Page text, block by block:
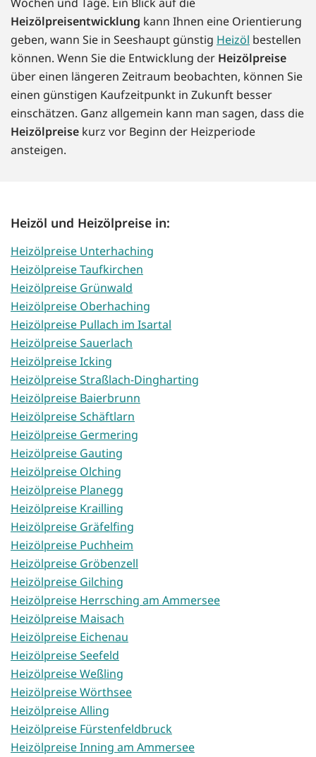
Heizölpreisentwicklung kann Ihnen eine Orientierung
geben, wann Sie in Seeshaupt günstig Heizöl bestellen
können. Wenn Sie die Entwicklung der Heizölpreise
über einen längeren Zeitraum beobachten, können Sie
einen günstigen Kaufzeitpunkt in Zukunft besser
einschätzen. Ganz allgemein kann man sagen, dass die
Heizölpreise kurz vor Beginn der Heizperiode
ansteigen.
Heizöl und Heizölpreise in:
Heizölpreise Unterhaching
Heizölpreise Taufkirchen
Heizölpreise Grünwald
Heizölpreise Oberhaching
Heizölpreise Pullach im Isartal
Heizölpreise Sauerlach
Heizölpreise Icking
Heizölpreise Straßlach-Dingharting
Heizölpreise Baierbrunn
Heizölpreise Schäftlarn
Heizölpreise Germering
Heizölpreise Gauting
Heizölpreise Olching
Heizölpreise Planegg
Heizölpreise Krailling
Heizölpreise Gräfelfing
Heizölpreise Puchheim
Heizölpreise Gröbenzell
Heizölpreise Gilching
Heizölpreise Herrsching am Ammersee
Heizölpreise Maisach
Heizölpreise Eichenau
Heizölpreise Seefeld
Heizölpreise Weßling
Heizölpreise Wörthsee
Heizölpreise Alling
Heizölpreise Fürstenfeldbruck
Heizölpreise Inning am Ammersee